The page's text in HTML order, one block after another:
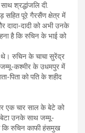
श्रद्धांजलि दी.
सहित पूरे गैरसैंण क्षेत्र में
दादा-दादी को अभी उनके
है कि रुचिन के भाई को
थे। रुचिन के चाचा सुरेंद्र
जम्मू-कश्मीर के उधमपुर में
पिता को पति के शहीद
और एक चार साल के बेटे को
बेटा उनके साथ जम्मू-
कि रुचिन काफी हंसमुख